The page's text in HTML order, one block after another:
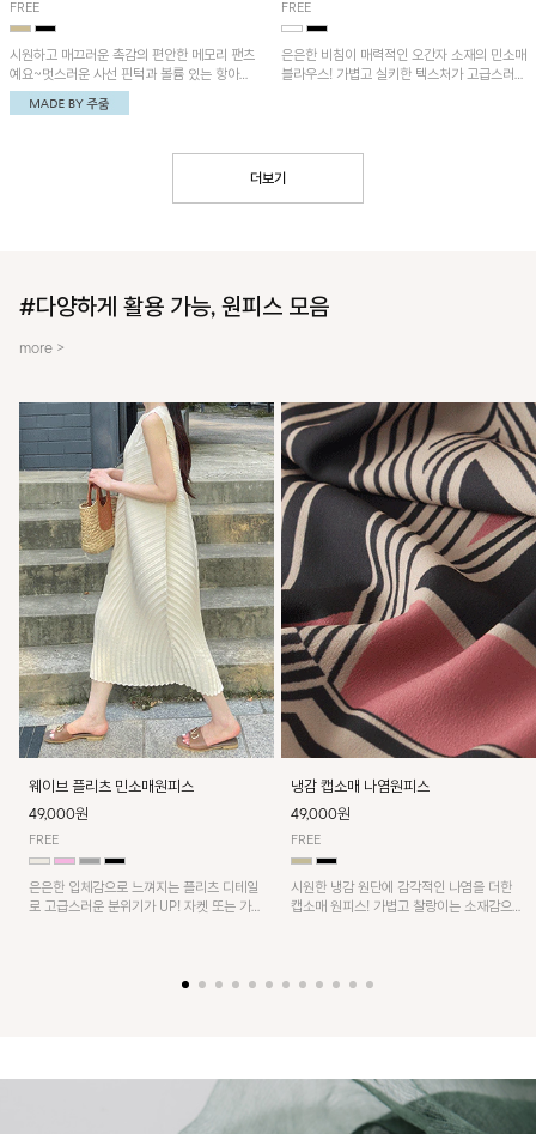
FREE
시원하고 매끄러운 촉감의 편안한 메모리 팬츠
예요~멋스러운 사선 핀턱과 볼륨 있는 항아리
핏이 유니크한 아이템!
FREE
은은한 비침이 매력적인 오간자 소재의 민소매
블라우스! 가볍고 실키한 텍스처가 고급스러운
더보기
#다양하게 활용 가능, 원피스 모음
more >
웨이브 플리츠 민소매원피스
49,000원
FREE
은은한 입체감으로 느껴지는 플리츠 디테일
로 고급스러운 분위기가 UP! 자켓 또는 가디
냉감 캡소매 나염원피스
49,000원
FREE
시원한 냉감 원단에 감각적인 나염을 더한
캡소매 원피스! 가볍고 찰랑이는 소재감으로